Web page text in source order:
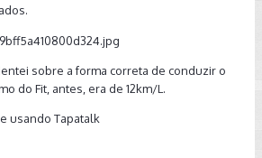
sobre a forma correta de conduzir o
do Fit, antes, era de 12km/L.
usando Tapatalk